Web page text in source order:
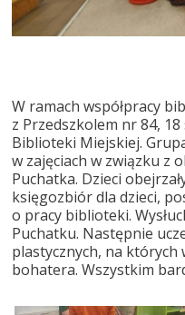
W ramach współpracy
z Przedszkolem nr 84,
Biblioteki Miejskiej.
w zajęciach w związku z
Puchatka. Dzieci
księgozbiór dla dzieci,
o pracy biblioteki.
Puchatku. Następnie
plastycznych, na których
bohatera. Wszystkim